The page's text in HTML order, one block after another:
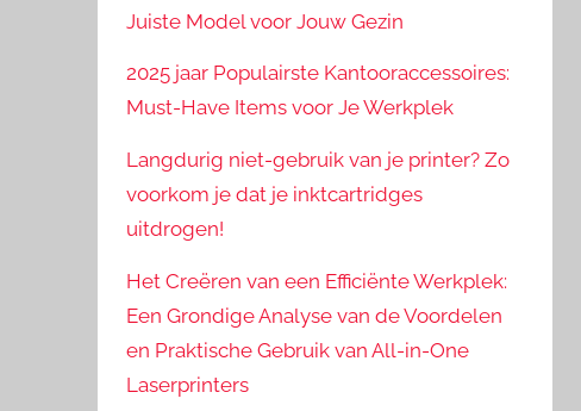
Juiste Model voor Jouw Gezin
2025 jaar Populairste Kantooraccessoires:
Must-Have Items voor Je Werkplek
Langdurig niet-gebruik van je printer? Zo
voorkom je dat je inktcartridges
uitdrogen!
Het Creëren van een Efficiënte Werkplek:
Een Grondige Analyse van de Voordelen
en Praktische Gebruik van All-in-One
Laserprinters